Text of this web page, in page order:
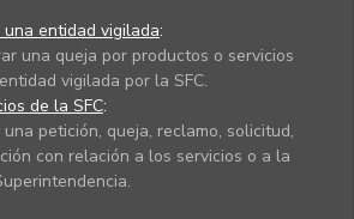
entidad vigilada:
una queja por productos o servicios
vigilada por la SFC.
de la SFC:
petición, queja, reclamo, solicitud,
con relación a los servicios o a la